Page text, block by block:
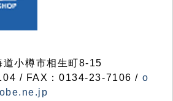
小樽市相生町8-15
/ FAX：0134-23-7106 / o